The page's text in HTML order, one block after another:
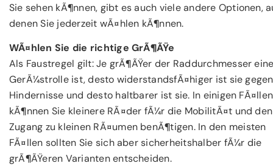
Sie sehen kÃ¶nnen, gibt es auch viele andere Optionen,
denen Sie jederzeit wÃ¤hlen kÃ¶nnen.
WÃ¤hlen Sie die richtige GrÃ¶ÃŸe
Als Faustregel gilt: Je grÃ¶ÃŸer der Raddurchmesser
GerÃ¼strolle ist, desto widerstandsfÃ¤higer ist sie gegen
Hindernisse und desto haltbarer ist sie. In einigen FÃ¤llen
kÃ¶nnen Sie kleinere RÃ¤der fÃ¼r die MobilitÃ¤t und den
Zugang zu kleinen RÃ¤umen benÃ¶tigen. In den meisten
FÃ¤llen sollten Sie sich aber sicherheitshalber fÃ¼r die
grÃ¶ÃŸeren Varianten entscheiden.